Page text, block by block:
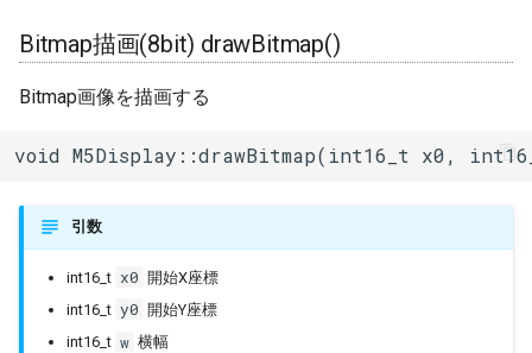
drawFastVLine()
水平線描画
fillRect()
文字描画(Unicode＋font)
drawChar()
GeneralUtils
HTTPClient
HTTPUpdate
HardwareSerial
IPv6Address
Bitmap描画(8bit) drawBitmap()
Bitmap画像を描画する
void M5Display::drawBitmap(int16_t x0,
引数
int16_t x0 開始X座標
int16_t y0 開始Y座標
int16_t w 横幅